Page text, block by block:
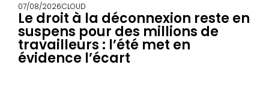
07/08/2026CLOUD
Le droit à la déconnexion reste en
suspens pour des millions de
travailleurs : l’été met en
évidence l’écart